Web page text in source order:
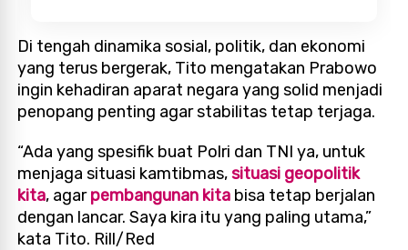
Di tengah dinamika sosial, politik, dan ekonomi
yang terus bergerak, Tito mengatakan Prabowo
ingin kehadiran aparat negara yang solid menjadi
penopang penting agar stabilitas tetap terjaga.
“Ada yang spesifik buat Polri dan TNI ya, untuk
menjaga situasi kamtibmas,situasi geopolitik
kita, agarpembangunan kita bisa tetap berjalan
dengan lancar. Saya kira itu yang paling utama,”
kata Tito. Rill/Red